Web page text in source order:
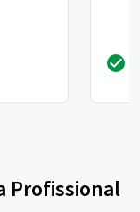
Profissional